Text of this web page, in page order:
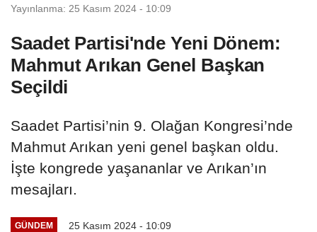
Yayınlanma: 25 Kasım 2024 - 10:09
Saadet Partisi'nde Yeni Dönem:
Mahmut Arıkan Genel Başkan
Seçildi
Saadet Partisi’nin 9. Olağan Kongresi’nde
Mahmut Arıkan yeni genel başkan oldu.
İşte kongrede yaşananlar ve Arıkan’ın
mesajları.
GÜNDEM 25 Kasım 2024 - 10:09